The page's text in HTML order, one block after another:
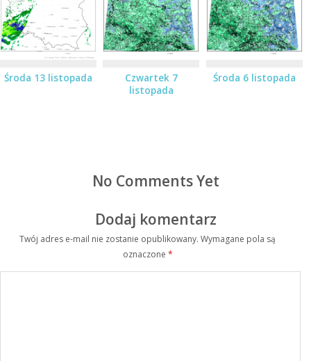
Środa 13 listopada
Czwartek 7
listopada
Środa 6 listopada
No Comments Yet
Dodaj komentarz
Twój adres e-mail nie zostanie opublikowany. Wymagane pola są
oznaczone *